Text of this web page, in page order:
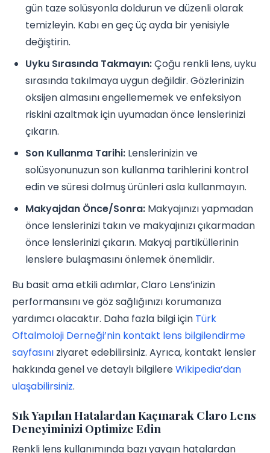
gün taze solüsyonla doldurun ve düzenli olarak
temizleyin. Kabı en geç üç ayda bir yenisiyle
değiştirin.
Uyku Sırasında Takmayın:Çoğu renkli lens, uyku
sırasında takılmaya uygun değildir. Gözlerinizin
oksijen almasını engellememek ve enfeksiyon
riskini azaltmak için uyumadan önce lenslerinizi
çıkarın.
Son Kullanma Tarihi: Lenslerinizin ve
solüsyonunuzun son kullanma tarihlerini kontrol
edin ve süresi dolmuş ürünleri asla kullanmayın.
Makyajdan Önce/Sonra: Makyajınızı yapmadan
önce lenslerinizi takın ve makyajınızı çıkarmadan
önce lenslerinizi çıkarın. Makyaj partiküllerinin
lenslere bulaşmasını önlemek önemlidir.
Bu basit ama etkili adımlar, Claro Lens’inizin
performansını ve göz sağlığınızı korumanıza
yardımcı olacaktır. Daha fazla bilgi için Türk
Oftalmoloji Derneği’nin kontakt lens bilgilendirme
sayfasını ziyaret edebilirsiniz. Ayrıca, kontakt lensler
hakkında genel ve detaylı bilgilereWikipedia’dan
ulaşabilirsiniz.
Sık Yapılan Hatalardan Kaçınarak Claro Lens
Deneyiminizi Optimize Edin
Renkli lens kullanımında bazı yaygın hatalardan